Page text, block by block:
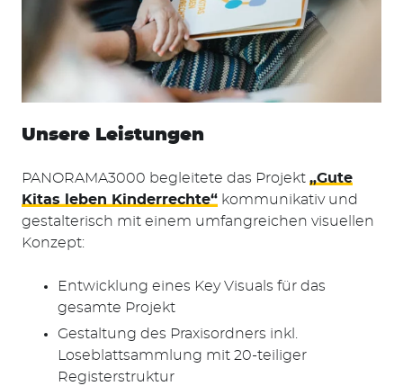
Unsere Leistungen
PANORAMA3000 begleitete das Projekt „Gute
Kitas leben Kinderrechte“ kommunikativ und
gestalterisch mit einem umfangreichen visuellen
Konzept:
Entwicklung eines Key Visuals für das
gesamte Projekt
Gestaltung des Praxisordners inkl.
Loseblattsammlung mit 20-teiliger
Registerstruktur